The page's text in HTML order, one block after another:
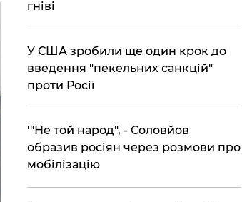
гніві
​У США зробили ще один крок до
введення "пекельних санкцій"
проти Росії
​'"Не той народ", - Соловйов
образив росіян через розмови про
мобілізацію